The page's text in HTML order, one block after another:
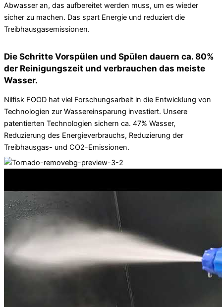
Abwasser an, das aufbereitet werden muss, um es wieder
sicher zu machen. Das spart Energie und reduziert die
Treibhausgasemissionen.
Die Schritte Vorspülen und Spülen dauern ca. 80%
der Reinigungszeit und verbrauchen das meiste
Wasser.
Nilfisk FOOD hat viel Forschungsarbeit in die Entwicklung von
Technologien zur Wassereinsparung investiert. Unsere
patentierten Technologien sichern ca. 47% Wasser,
Reduzierung des Energieverbrauchs, Reduzierung der
Treibhausgas- und CO2-Emissionen.